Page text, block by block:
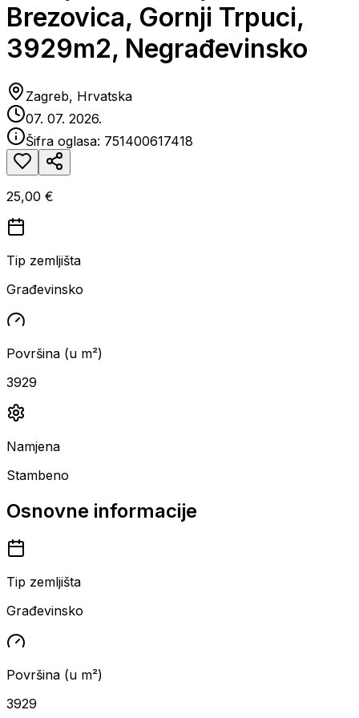
Brezovica, Gornji Trpuci,
3929m2, Negrađevinsko
Zagreb, Hrvatska
07. 07. 2026.
Šifra oglasa: 751400617418
25,00 €
Tip zemljišta
Građevinsko
Površina (u m²)
3929
Namjena
Stambeno
Osnovne informacije
Tip zemljišta
Građevinsko
Površina (u m²)
3929